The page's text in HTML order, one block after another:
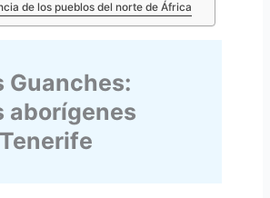
de los pueblos del norte de África
Guanches:
aborígenes